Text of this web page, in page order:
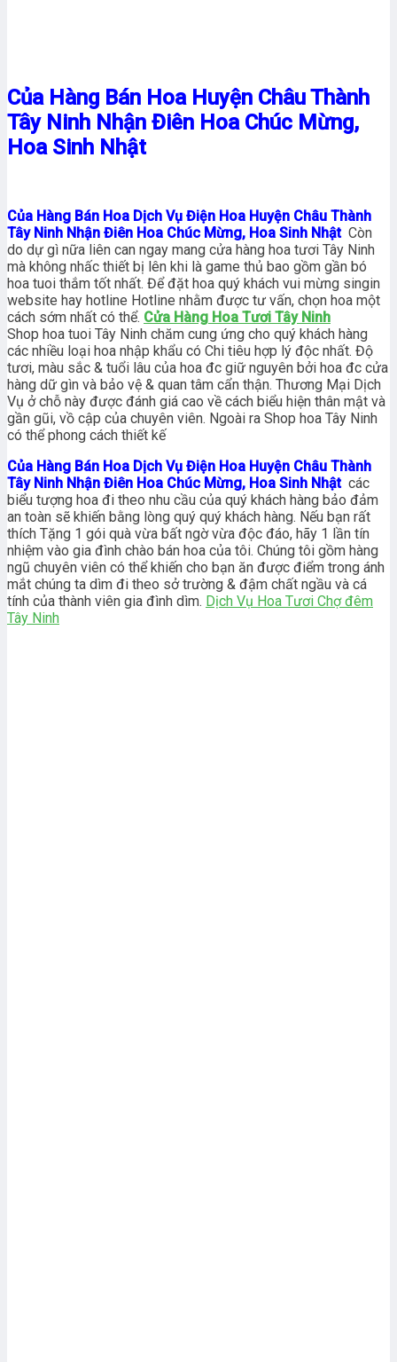
Của Hàng Bán Hoa Huyện Châu Thành
Tây Ninh Nhận Điên Hoa Chúc Mừng,
Hoa Sinh Nhật
Của Hàng Bán Hoa Dịch Vụ Điện Hoa Huyện Châu Thành
Tây Ninh Nhận Điên Hoa Chúc Mừng, Hoa Sinh Nhật Còn
do dự gì nữa liên can ngay mang cửa hàng hoa tươi Tây Ninh
mà không nhấc thiết bị lên khi là game thủ bao gồm gần bó
hoa tuoi thắm tốt nhất. Để đặt hoa quý khách vui mừng singin
website hay hotline Hotline nhằm được tư vấn, chọn hoa một
cách sớm nhất có thể. Cửa Hàng Hoa Tươi Tây Ninh
Shop hoa tuoi Tây Ninh chăm cung ứng cho quý khách hàng
các nhiều loại hoa nhập khẩu có Chi tiêu hợp lý độc nhất. Độ
tươi, màu sắc & tuổi lâu của hoa đc giữ nguyên bởi hoa đc cửa
hàng dữ gìn và bảo vệ & quan tâm cẩn thận. Thương Mại Dịch
Vụ ở chỗ này được đánh giá cao về cách biểu hiện thân mật và
gần gũi, vồ cập của chuyên viên. Ngoài ra Shop hoa Tây Ninh
có thể phong cách thiết kế
Của Hàng Bán Hoa Dịch Vụ Điện Hoa Huyện Châu Thành
Tây Ninh Nhận Điên Hoa Chúc Mừng, Hoa Sinh Nhật các
biểu tượng hoa đi theo nhu cầu của quý khách hàng bảo đảm
an toàn sẽ khiến bằng lòng quý quý khách hàng. Nếu bạn rất
thích Tặng 1 gói quà vừa bất ngờ vừa độc đáo, hãy 1 lần tín
nhiệm vào gia đình chào bán hoa của tôi. Chúng tôi gồm hàng
ngũ chuyên viên có thể khiến cho bạn ăn được điểm trong ánh
mắt chúng ta dìm đi theo sở trường & đậm chất ngầu và cá
tính của thành viên gia đình dìm. Dịch Vụ Hoa Tươi Chợ đêm
Tây Ninh